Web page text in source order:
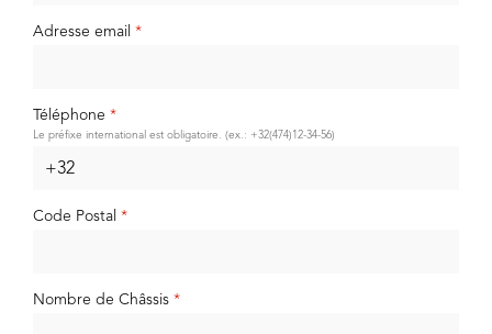
Adresse email *
Téléphone *
Le préfixe international est obligatoire. (ex.: +32(474)12-34-56)
Code Postal *
Nombre de Châssis *